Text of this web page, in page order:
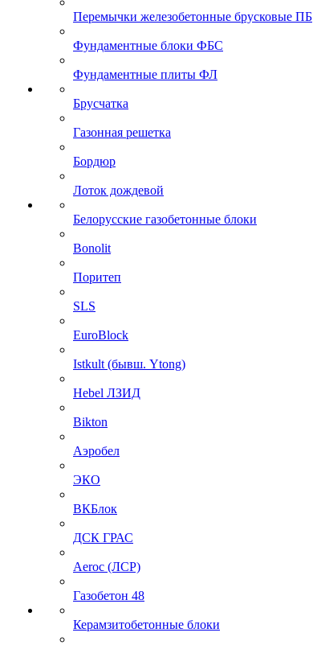
Перемычки железобетонные брусковые ПБ
Фундаментные блоки ФБС
Фундаментные плиты ФЛ
Брусчатка
Газонная решетка
Бордюр
Лоток дождевой
Белорусские газобетонные блоки
Bonolit
Поритеп
SLS
EuroBlock
Istkult (бывш. Ytong)
Hebel ЛЗИД
Bikton
Аэробел
ЭКО
ВКБлок
ДСК ГРАС
Aeroc (ЛСР)
Газобетон 48
Керамзитобетонные блоки